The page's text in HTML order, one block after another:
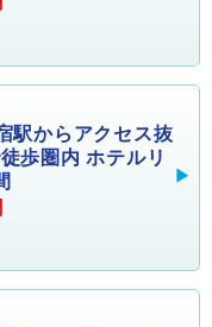
からアクセス抜
歩圏内 ホテルリ